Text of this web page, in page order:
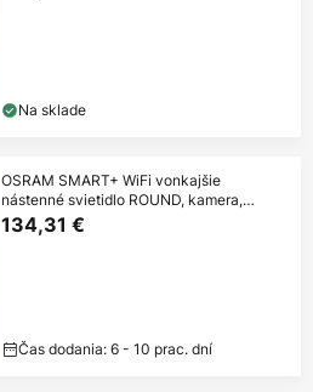
Na sklade
OSRAM SMART+ WiFi vonkajšie
nástenné svietidlo ROUND, kamera,
senzor, sivá
134,31 €
Čas dodania: 6 - 10 prac. dní